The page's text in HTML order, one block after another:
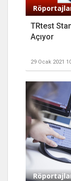
TRtest
Açıyor
29 Ocak 2021